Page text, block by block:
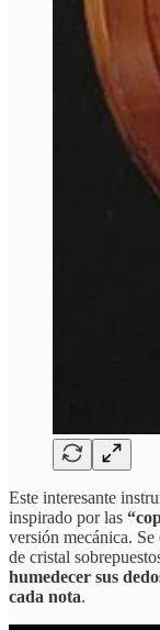
Este interesante
inspirado por las
versión mecánica. Se
de cristal
humedecer sus
cada nota.